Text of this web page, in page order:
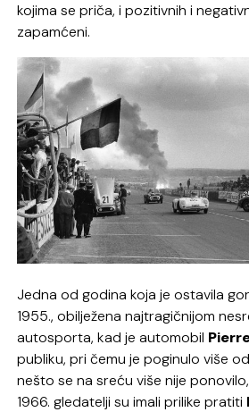
kojima se priča, i pozitivnih i
zapamćeni.
Jedna od godina koja je ostavila
1955., obilježena najtragičnijom
autosporta, kad je automobil
publiku, pri čemu je poginulo više
nešto se na sreću više nije ponovilo,
1966. gledatelji su imali prilike pratiti